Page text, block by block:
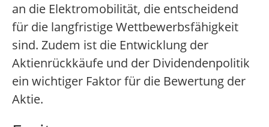
an die Elektromobilität, die entscheidend
für die langfristige Wettbewerbsfähigkeit
sind. Zudem ist die Entwicklung der
Aktienrückkäufe und der Dividendenpolitik
ein wichtiger Faktor für die Bewertung der
Aktie.